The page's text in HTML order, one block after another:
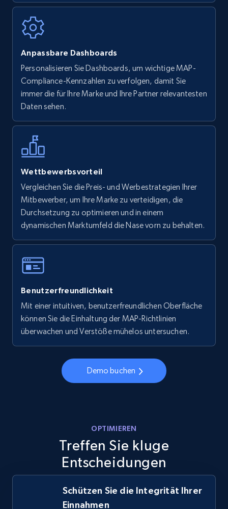
Anpassbare Dashboards
Personalisieren Sie Dashboards, um wichtige MAP-
Compliance-Kennzahlen zu verfolgen, damit Sie
immer die für Ihre Marke und Ihre Partner relevantesten
Daten sehen.
Wettbewerbsvorteil
Vergleichen Sie die Preis- und Werbestrategien Ihrer
Mitbewerber, um Ihre Marke zu verteidigen, die
Durchsetzung zu optimieren und in einem
dynamischen Marktumfeld die Nase vorn zu behalten.
Benutzerfreundlichkeit
Mit einer intuitiven, benutzerfreundlichen Oberfläche
können Sie die Einhaltung der MAP-Richtlinien
überwachen und Verstöße mühelos untersuchen.
Demo buchen
OPTIMIEREN
Treffen Sie kluge
Entscheidungen
Schützen Sie die Integrität Ihrer
Einnahmen